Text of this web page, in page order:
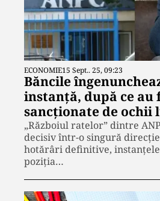
ECONOMIE15 Sept.. 25, 09:23
Băncile
instanță, după ce au
sancționate de ochii
„Războiul ratelor” dintre
decisiv într-o singură
hotărâri definitive,
poziția…